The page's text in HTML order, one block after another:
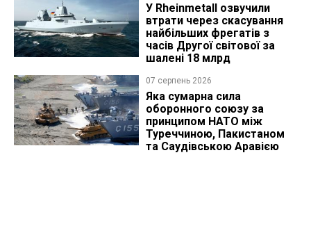
У Rheinmetall озвучили
втрати через скасування
найбільших фрегатів з
часів Другої світової за
шалені 18 млрд
07 серпень 2026
Яка сумарна сила
оборонного союзу за
принципом НАТО між
Туреччиною, Пакистаном
та Саудівською Аравією